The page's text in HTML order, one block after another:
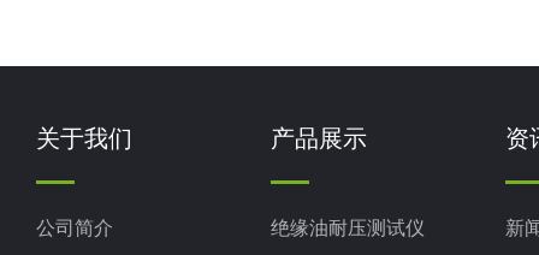
关于我们
公司简介
产品展示
绝缘油耐压测试仪
资
新